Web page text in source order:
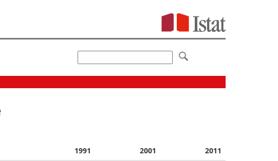
1991 2001 2011